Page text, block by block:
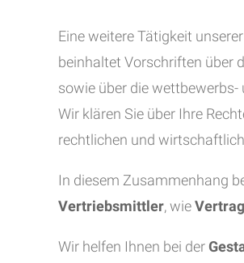
Eine weitere Tätigkeit
beinhaltet Vorschriften über
sowie über die
Wir klären Sie über Ihre
rechtlichen und
In diesem Zusammenhang
Vertriebsmittler, wie
Wir helfen Ihnen bei der